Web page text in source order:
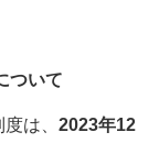
ついて
は、 2023年12